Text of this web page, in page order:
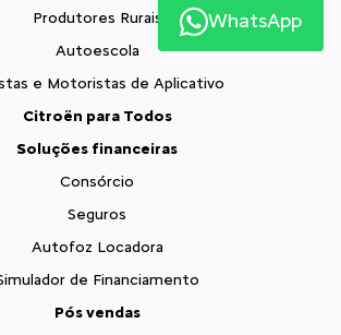
Produtores Rurais
Autoescola
e Motoristas de Aplicativo
Citroën para Todos
Soluções financeiras
Consórcio
Seguros
Autofoz Locadora
de Financiamento
Pós vendas
WhatsApp